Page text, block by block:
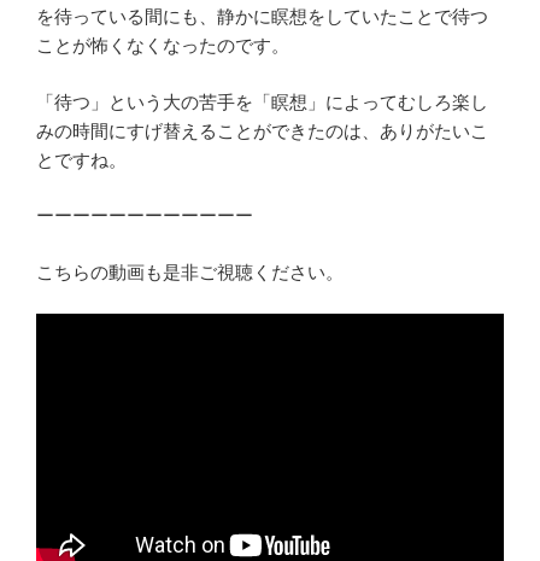
を待っている間にも、静かに瞑想をしていたことで待つ
ことが怖くなくなったのです。
「待つ」という大の苦手を「瞑想」によってむしろ楽し
みの時間にすげ替えることができたのは、ありがたいこ
とですね。
ーーーーーーーーーーーー
こちらの動画も是非ご視聴ください。